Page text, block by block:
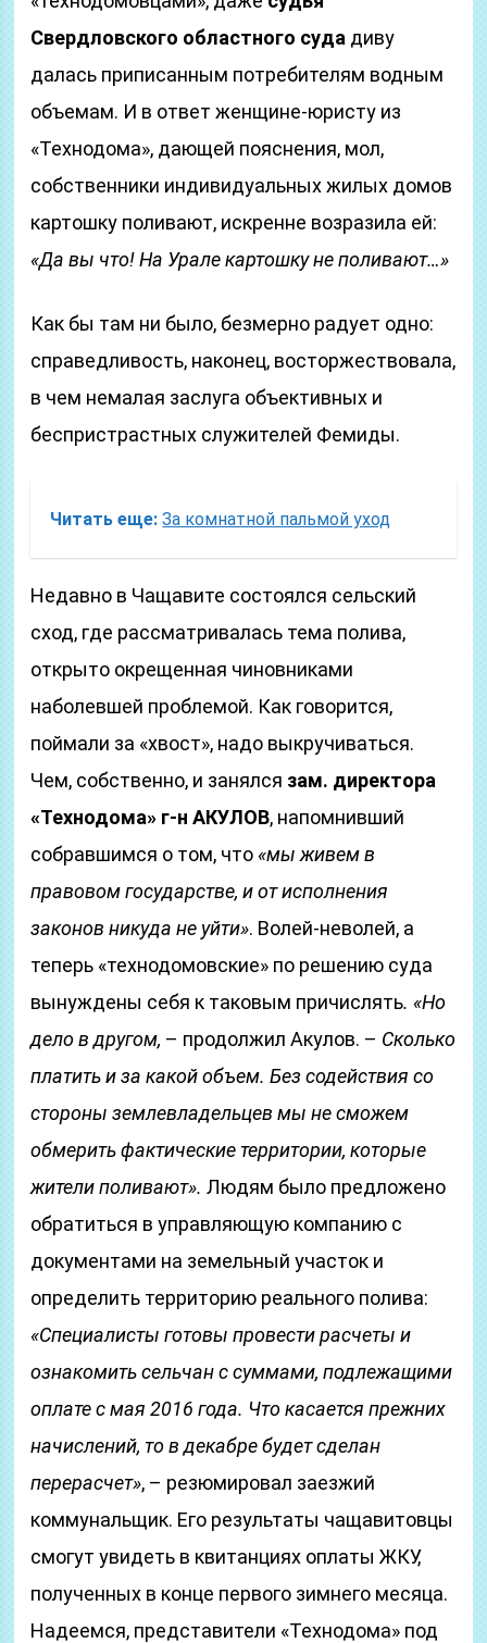
Свердловского областного суда диву
далась приписанным потребителям водным
объемам. И в ответ женщине-юристу из
«Технодома», дающей пояснения, мол,
собственники индивидуальных жилых домов
картошку поливают, искренне возразила ей:
«Да вы что! На Урале картошку не поливают…»
Как бы там ни было, безмерно радует одно:
справедливость, наконец, восторжествовала,
в чем немалая заслуга объективных и
беспристрастных служителей Фемиды.
Читать еще: За комнатной пальмой уход
Недавно в Чащавите состоялся сельский
сход, где рассматривалась тема полива,
открыто окрещенная чиновниками
наболевшей проблемой. Как говорится,
поймали за «хвост», надо выкручиваться.
Чем, собственно, и занялся зам. директора
«Технодома» г-н АКУЛОВ, напомнивший
собравшимся о том, что«мы живем в
правовом государстве, и от исполнения
законов никуда не уйти». Волей-неволей, а
теперь «технодомовские» по решению суда
вынуждены себя к таковым причислять. «Но
дело в другом, – продолжил Акулов. – Сколько
платить и за какой объем. Без содействия со
стороны землевладельцев мы не сможем
обмерить фактические территории, которые
жители поливают». Людям было предложено
обратиться в управляющую компанию с
документами на земельный участок и
определить территорию реального полива:
«Специалисты готовы провести расчеты и
ознакомить сельчан с суммами, подлежащими
оплате с мая 2016 года. Что касается прежних
начислений, то в декабре будет сделан
перерасчет», – резюмировал заезжий
коммунальщик. Его результаты чащавитовцы
смогут увидеть в квитанциях оплаты ЖКУ,
полученных в конце первого зимнего месяца.
Надеемся, представители «Технодома» под